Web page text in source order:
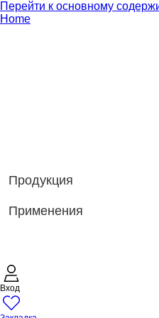
Перейти к основному
Home
Продукция
Применения
Вход